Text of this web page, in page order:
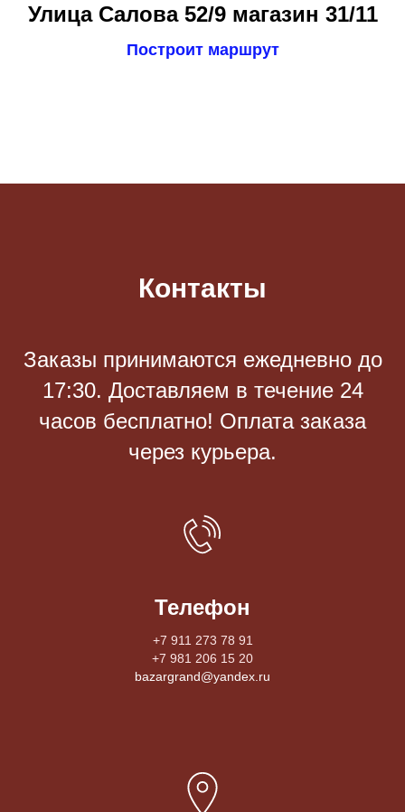
Улица Салова 52/9 магазин 31/11
Построит маршрут
Контакты
Заказы принимаются eжедневно до
17:30. Доставляем в течение 24
часов бесплатно! Оплата заказа
через курьера.
Телефон
+7 911 273 78 91
+7 981 206 15 20
bazargrand@yandex.ru